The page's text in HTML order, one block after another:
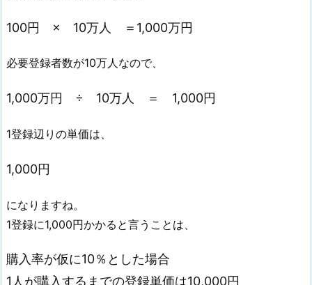
100円 × 10万人 ＝1,000万円
必要登録者数が10万人なので、
1,000万円 ÷ 10万人 ＝ 1,000円
1登録辺りの単価は、
1,000円
になりますね。
1登録に1,000円かかると言うことは、
購入率が仮に10％とした場合
1人が購入するまでの登録単価は10,000円